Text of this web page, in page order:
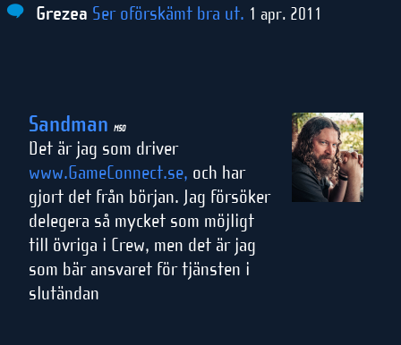
Grezea Ser oförskämt bra ut. 1 apr. 2011
Sandman M50
Det är jag som driver
www.GameConnect.se, och har
gjort det från början. Jag försöker
delegera så mycket som möjligt
till övriga i Crew, men det är jag
som bär ansvaret för tjänsten i
slutändan